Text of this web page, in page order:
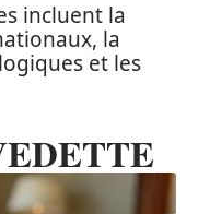
incluent la
la
et les